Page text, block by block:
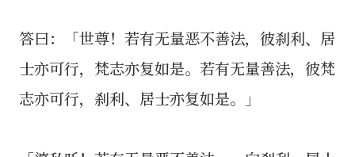
答曰：「世尊！若有无量恶不善法，彼刹利、居
士亦可行，梵志亦复如是。若有无量善法，彼梵
志亦可行，刹利、居士亦复如是。」